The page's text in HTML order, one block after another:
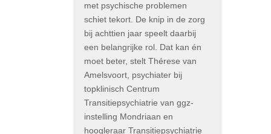
met psychische problemen
schiet tekort. De knip in de zorg
bij achttien jaar speelt daarbij
een belangrijke rol. Dat kan én
moet beter, stelt Thérese van
Amelsvoort, psychiater bij
topklinisch Centrum
Transitiepsychiatrie van ggz-
instelling Mondriaan en
hoogleraar Transitiepsychiatrie